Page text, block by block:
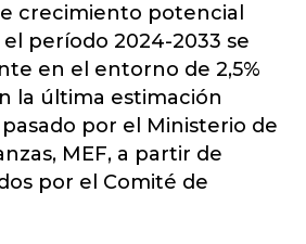
crecimiento potencial
período 2024-2033 se
en el entorno de 2,5%
la última estimación
por el Ministerio de
MEF, a partir de
por el Comité de